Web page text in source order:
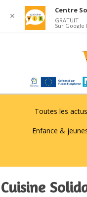
Toutes les actus
Enfance &
Cuisine
✕
Centre
GRATUIT
Sur Google